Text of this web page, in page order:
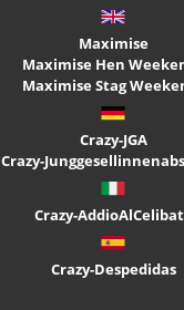
Maximise
Maximise Hen
Maximise Stag
Crazy-JGA
Crazy-
Crazy-
Crazy-Despedidas